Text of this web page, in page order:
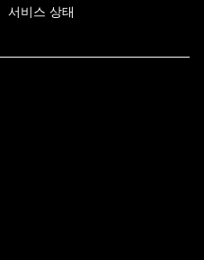
서비스 상태